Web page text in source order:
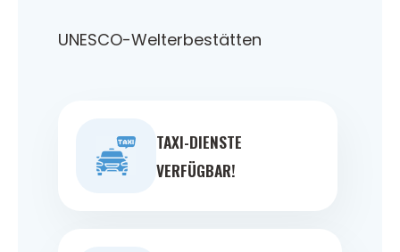
UNESCO-Welterbestätten
TAXI-DIENSTE
VERFÜGBAR!